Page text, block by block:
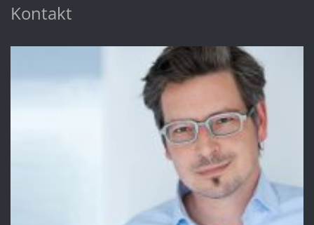
Kontakt